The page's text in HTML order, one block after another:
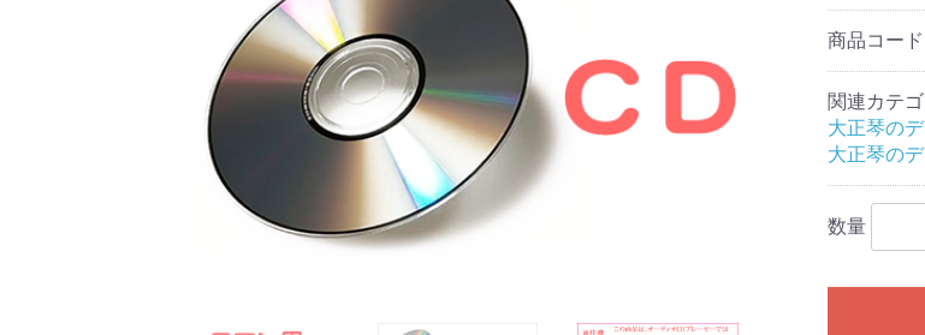
商品コード
関連カテゴ
大正琴の
大正琴の
数量